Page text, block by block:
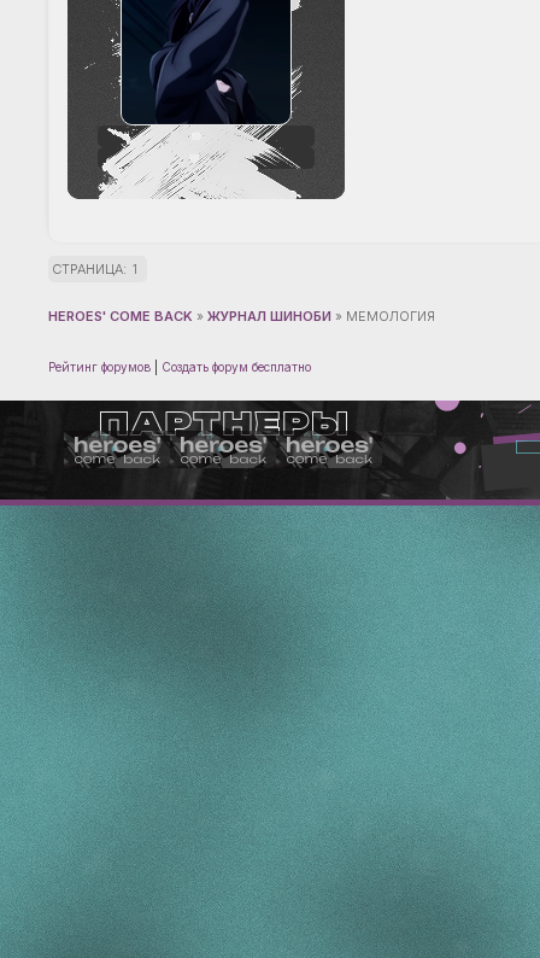
66
+12
СТРАНИЦА: 1
HEROES' COME BACK » ЖУРНАЛ ШИНОБИ » МЕМОЛОГИЯ
Рейтинг форумов Создать форум бесплатно